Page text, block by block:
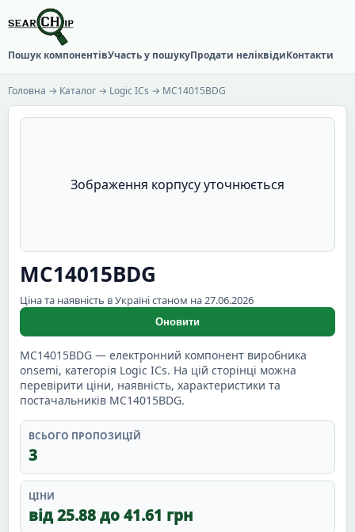
Пошук компонентівУчасть у пошукуПродати неліквідиКонтакти
Головна → Каталог → Logic ICs → MC14015BDG
Зображення корпусу уточнюється
MC14015BDG
Ціна та наявність в Україні станом на 27.06.2026
Оновити
MC14015BDG — електронний компонент виробника
onsemi, категорія Logic ICs. На цій сторінці можна
перевірити ціни, наявність, характеристики та
постачальників MC14015BDG.
ВСЬОГО ПРОПОЗИЦІЙ
3
ЦІНИ
від 25.88 до 41.61 грн